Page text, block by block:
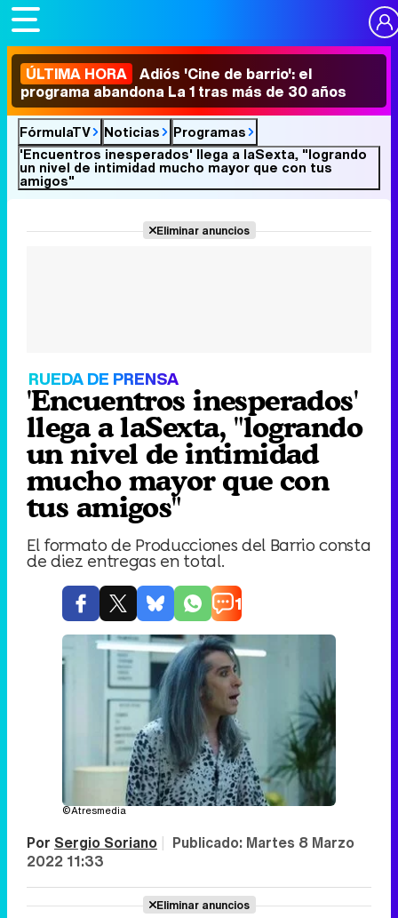
ÚLTIMA HORA Adiós 'Cine de barrio': el
programa abandona La 1 tras más de 30 años
FórmulaTV Noticias
Programas
'Encuentros inesperados' llega a laSexta, "logrando
un nivel de intimidad mucho mayor que con tus
amigos"
Eliminar anuncios
RUEDA DE PRENSA
'Encuentros inesperados'
llega a laSexta, "logrando
un nivel de intimidad
mucho mayor que con
tus amigos"
El formato de Producciones del Barrio consta
de diez entregas en total.
1
©Atresmedia
Por Sergio Soriano | Publicado: Martes 8 Marzo
2022 11:33
Eliminar anuncios